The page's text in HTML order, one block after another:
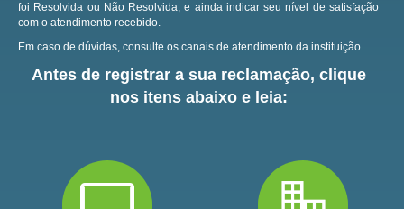
foi Resolvida ou Não Resolvida, e ainda indicar seu nível de satisfação
com o atendimento recebido.
Em caso de dúvidas, consulte os canais de atendimento da instituição.
Antes de registrar a sua reclamação, clique
nos itens abaixo e leia: